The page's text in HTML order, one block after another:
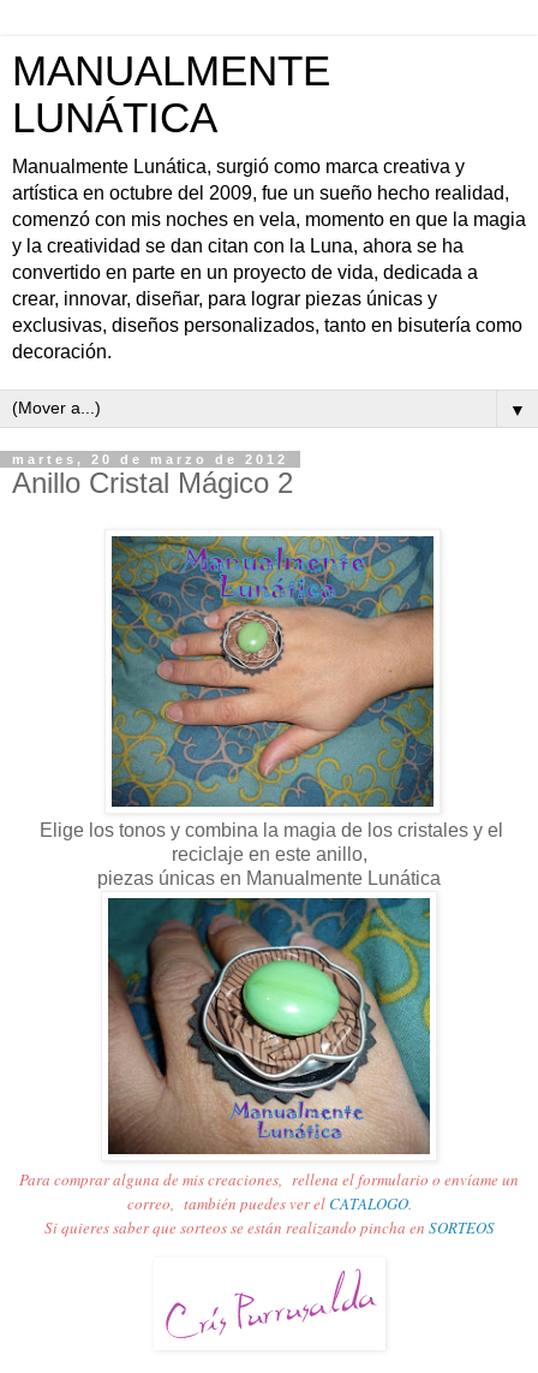
MANUALMENTE
LUNÁTICA
Manualmente Lunática, surgió como marca creativa y
artística en octubre del 2009, fue un sueño hecho realidad,
comenzó con mis noches en vela, momento en que la magia
y la creatividad se dan citan con la Luna, ahora se ha
convertido en parte en un proyecto de vida, dedicada a
crear, innovar, diseñar, para lograr piezas únicas y
exclusivas, diseños personalizados, tanto en bisutería como
decoración.
▼
martes, 20 de marzo de 2012
Anillo Cristal Mágico 2
Elige los tonos y combina la magia de los cristales y el
reciclaje en este anillo,
piezas únicas en Manualmente Lunática
Para comprar alguna de mis creaciones, rellena el formulario o envíame un
correo, también puedes ver elCATALOGO.
Si quieres saber que sorteos se están realizando pincha en SORTEOS